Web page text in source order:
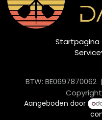
Startpagina
BTW:
Aangeboden door